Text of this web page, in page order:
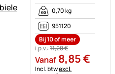
0,70 kg
951120
Bij 10 of meer
i.p.v.:11,28€
Vanaf 8,85€
Belastinginformatie:
Incl. btwexcl.